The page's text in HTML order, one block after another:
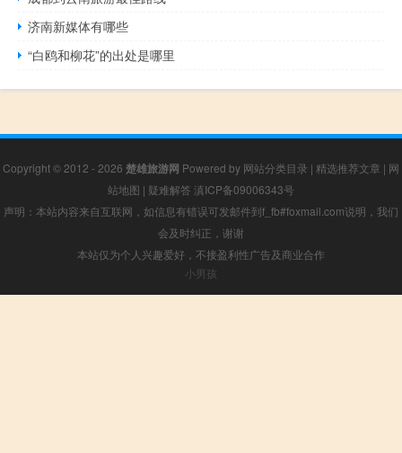
济南新媒体有哪些
“白鸥和柳花”的出处是哪里
Copyright © 2012 - 2026 楚雄旅游网 Powered by 网站分类目录 | 精选推荐文章 | 网
站地图 | 疑难解答 滇ICP备09006343号
声明：本站内容来自互联网，如信息有错误可发邮件到f_fb#foxmail.com说明，我们
会及时纠正，谢谢
本站仅为个人兴趣爱好，不接盈利性广告及商业合作
小男孩